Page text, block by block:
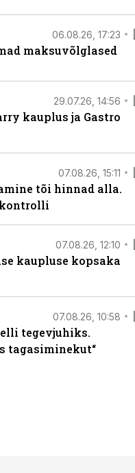
06.08.26, 17:23
maksuvõlglased
29.07.26, 14:56
kauplus ja Gastro
07.08.26, 15:11
tõi hinnad alla.
07.08.26, 12:10
kaupluse kopsaka
07.08.26, 10:58
tegevjuhiks.
tagasiminekut“